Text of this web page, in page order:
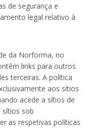
de segurança e
legal relativo à
da Norforma, no
links para outros
terceiras. A política
aos sítios
acede a sítios de
sítios sob
as respetivas políticas